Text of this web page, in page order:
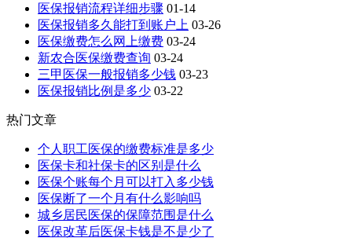
医保报销流程详细步骤 01-14
医保报销多久能打到账户上 03-26
医保缴费怎么网上缴费 03-24
新农合医保缴费查询 03-24
三甲医保一般报销多少钱 03-23
医保报销比例是多少 03-22
热门文章
个人职工医保的缴费标准是多少
医保卡和社保卡的区别是什么
医保个账每个月可以打入多少钱
医保断了一个月有什么影响吗
城乡居民医保的保障范围是什么
医保改革后医保卡钱是不是少了